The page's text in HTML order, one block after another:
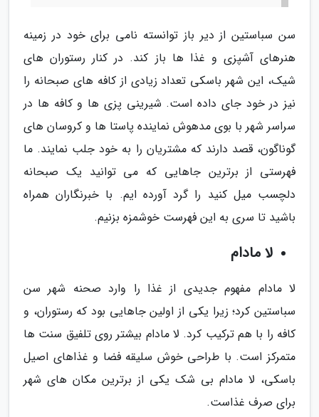
سن سباستین از دیر باز توانسته نامی برای خود در زمینه
هنرهای آشپزی و غذا ها باز کند. در کنار رستوران های
شیک، این شهر باسکی تعداد زیادی از کافه های صبحانه را
نیز در خود جای داده است. شیرینی پزی ها و کافه ها در
سراسر شهر با بوی مدهوش نماینده پاستا ها و کروسان های
گوناگون، قصد دارند که مشتریان را به خود جلب نمایند. ما
فهرستی از برترین جاهایی که می توانید یک صبحانه
دلچسب میل کنید را گرد آورده ایم. با خبرنگاران همراه
باشید تا سری به این فهرست خوشمزه بزنیم.
لا مادام
لا مادام مفهوم جدیدی از غذا را وارد صحنه شهر سن
سباستین کرد؛ زیرا یکی از اولین جاهایی بود که رستوران، و
کافه را با هم ترکیب کرد. لا مادام بیشتر روی تلفیق سنت ها
متمرکز است. با طراحی خوش سلیقه فضا و غذاهای اصیل
باسکی، لا مادام بی شک یکی از برترین مکان های شهر
برای صرف غذاست.